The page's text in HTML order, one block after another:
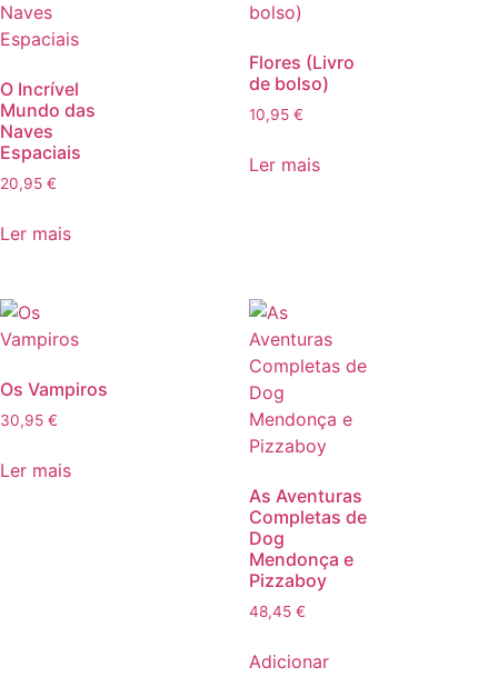
O Incrível
Mundo das
Naves
Espaciais
20,95 €
Ler mais
Flores (Livro
de bolso)
10,95 €
Ler mais
Os Vampiros
30,95 €
Ler mais
As Aventuras
Completas de
Dog
Mendonça e
Pizzaboy
48,45 €
Adicionar